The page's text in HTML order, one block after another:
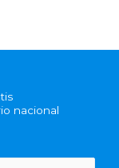
nacional